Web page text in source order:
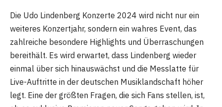
Die Udo Lindenberg Konzerte 2024 wird nicht nur ein
weiteres Konzertjahr, sondern ein wahres Event, das
zahlreiche besondere Highlights und Überraschungen
bereithält. Es wird erwartet, dass Lindenberg wieder
einmal über sich hinauswächst und die Messlatte für
Live-Auftritte in der deutschen Musiklandschaft höher
legt. Eine der größten Fragen, die sich Fans stellen, ist,